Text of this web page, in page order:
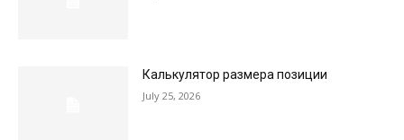
Калькулятор размера позиции
July 25, 2026